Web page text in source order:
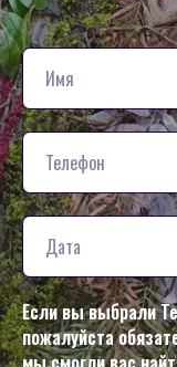
Если вы выбрали
пожалуйста